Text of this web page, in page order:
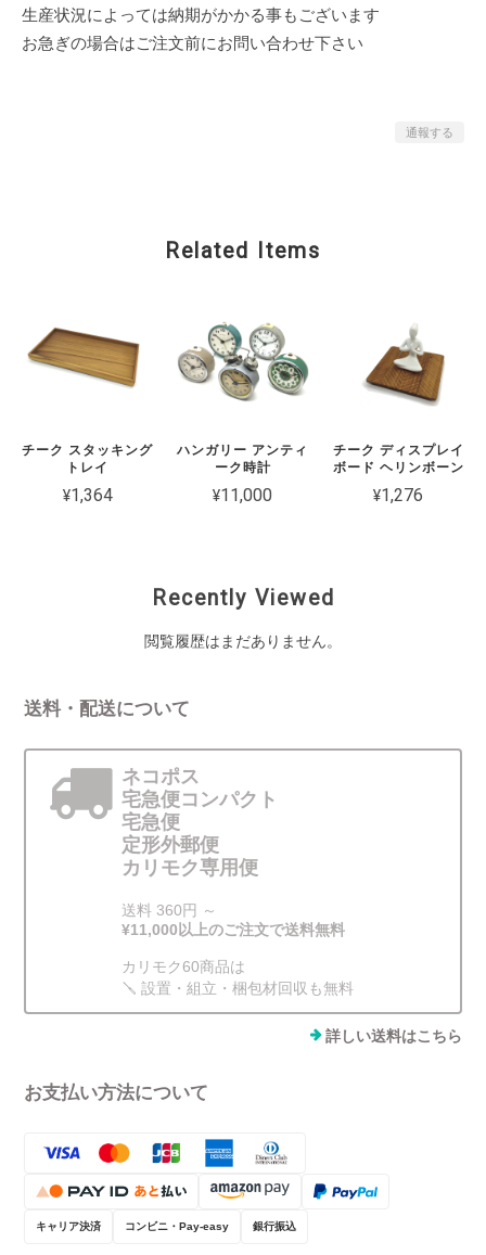
生産状況によっては納期がかかる事もございます
お急ぎの場合はご注文前にお問い合わせ下さい
通報する
Related Items
チーク スタッキング
トレイ
¥1,364
ハンガリー アンティ
ーク時計
¥11,000
チーク ディスプレイ
ボード ヘリンボーン
¥1,276
Recently Viewed
閲覧履歴はまだありません。
送料・配送について
ネコポス
宅急便コンパクト
宅急便
定形外郵便
カリモク専用便
送料 360円 ～
¥11,000以上のご注文で送料無料
カリモク60商品は
🪛 設置・組立・梱包材回収も無料
詳しい送料はこちら
お支払い方法について
キャリア決済 コンビニ・Pay-easy 銀行振込